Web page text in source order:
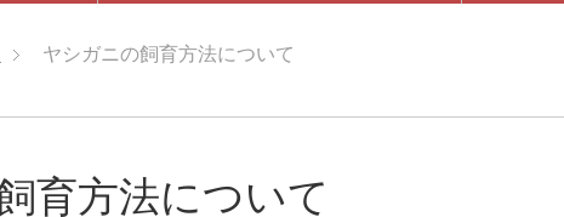
ヤシガニの飼育方法について
育方法について